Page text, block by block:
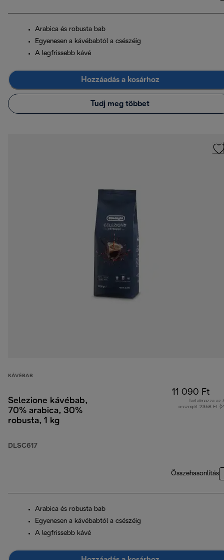
Arabica és robusta bab
Egyenesen a kávébabtól a csészéig
A legfrissebb kávé
Hozzáadás a kosárhoz
Tudj meg többet
KÁVÉBAB
Selezione kávébab,
70% arabica, 30%
robusta, 1 kg
DLSC617
11 090 Ft
Tartalmazza az
összegét 2358 Ft
Összehasonlítás
Arabica és robusta bab
Egyenesen a kávébabtól a csészéig
A legfrissebb kávé